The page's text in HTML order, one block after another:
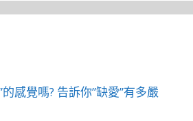
感覺嗎? 告訴你”缺愛”有多嚴